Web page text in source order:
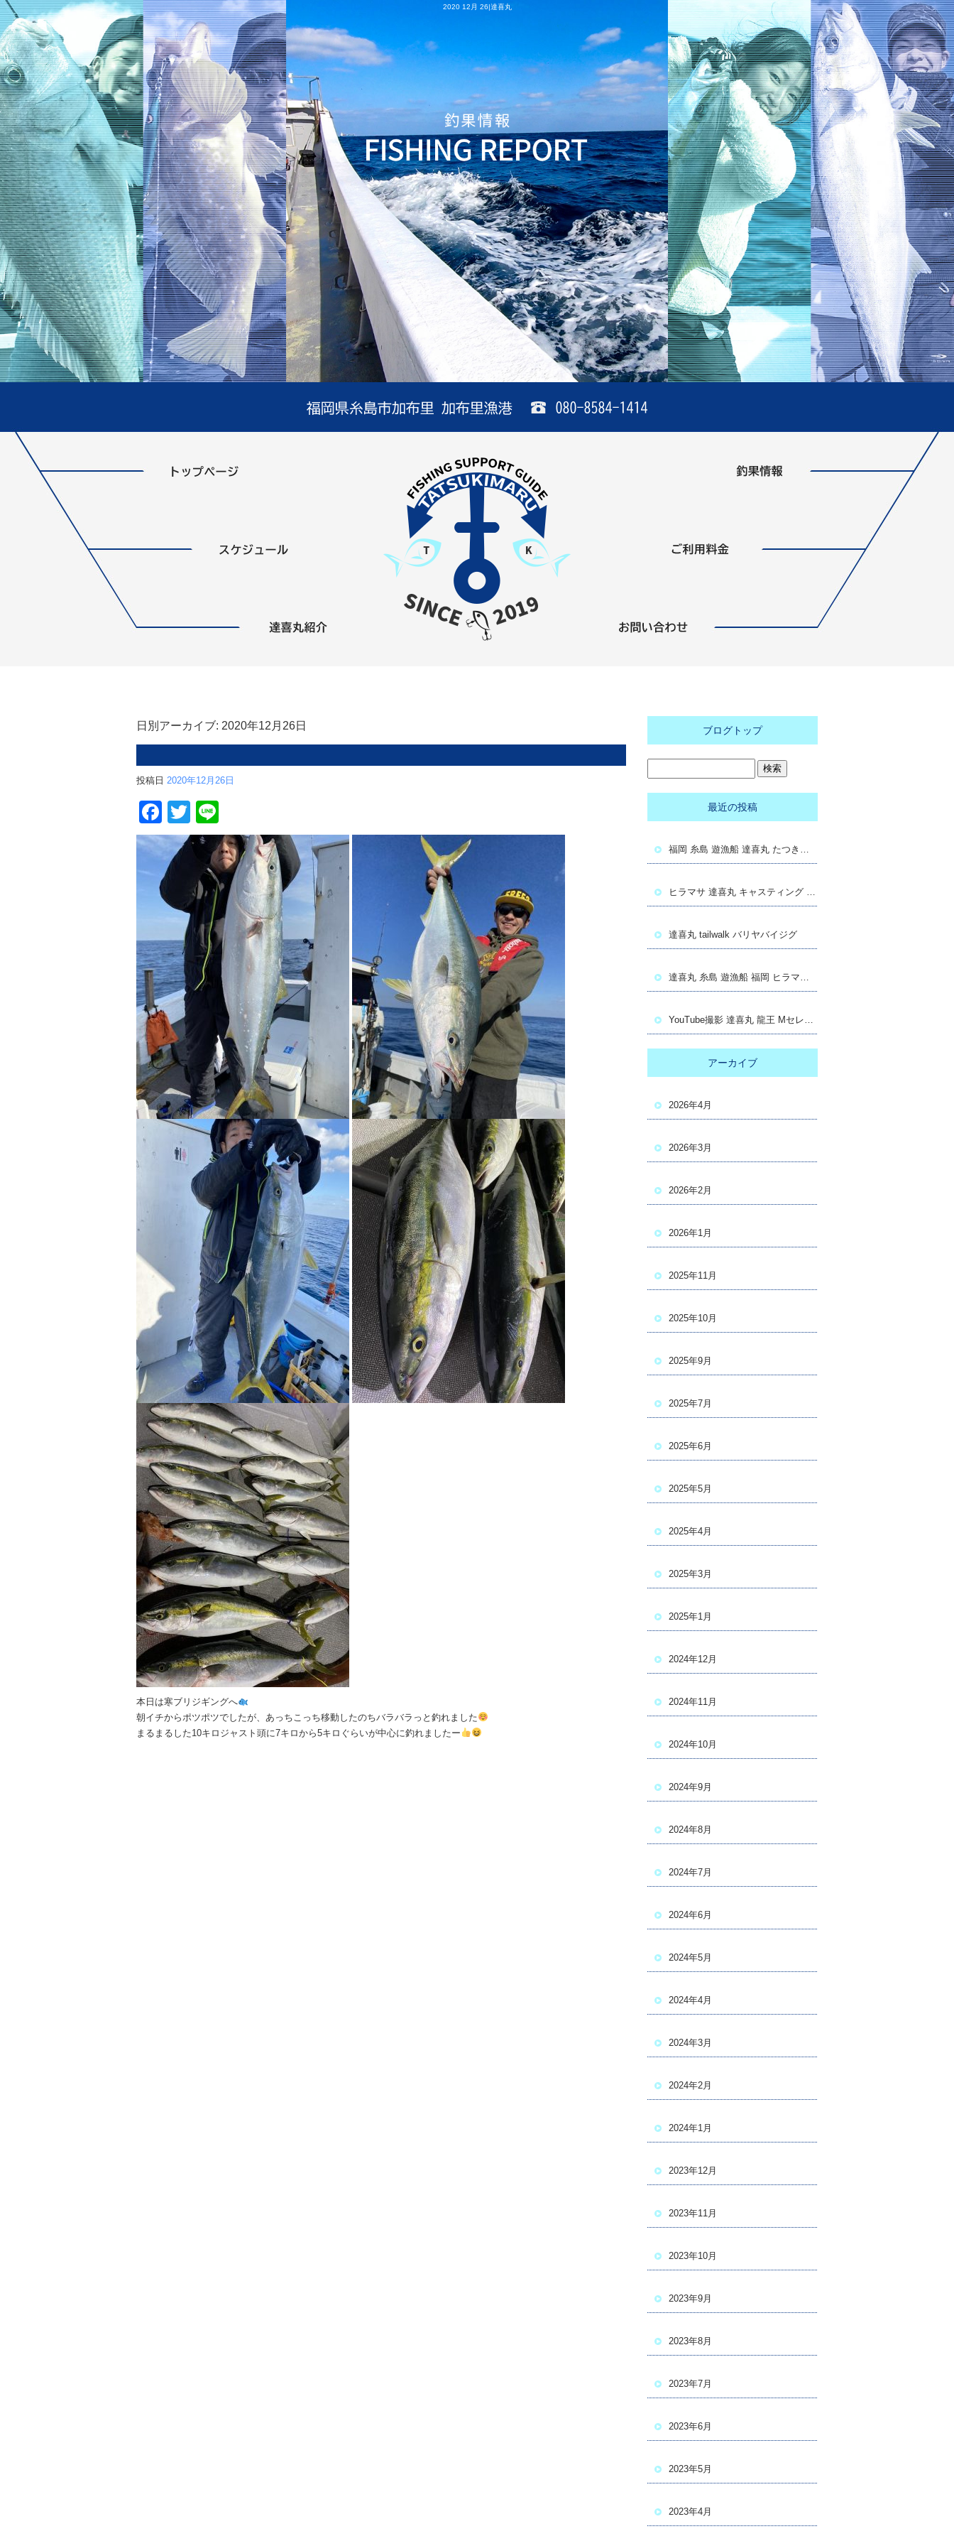
2020 12月 26|達喜丸
日別アーカイブ: 2020年12月26日
投稿日 2020年12月26日
Facebook
Twitter
本日は寒ブリジギングへ
朝イチからポツポツでしたが、あっちこっち移動したのちバラバラっと釣れました
まるまるした10キロジャスト頭に7キロから5キロぐらいが中心に釣れましたー
ブログトップ
最近の投稿
福岡 糸島 遊漁船 達喜丸 たつきまる ヒラマサキャスト
ヒラマサ 達喜丸 キャスティング 糸島
達喜丸 tailwalk バリヤバイジグ
達喜丸 糸島 遊漁船 福岡 ヒラマサ キャスティング
YouTube撮影 達喜丸 龍王 Mセレクション
アーカイブ
2026年4月
2026年3月
2026年2月
2026年1月
2025年11月
2025年10月
2025年9月
2025年7月
2025年6月
2025年5月
2025年4月
2025年3月
2025年1月
2024年12月
2024年11月
2024年10月
2024年9月
2024年8月
2024年7月
2024年6月
2024年5月
2024年4月
2024年3月
2024年2月
2024年1月
2023年12月
2023年11月
2023年10月
2023年9月
2023年8月
2023年7月
2023年6月
2023年5月
2023年4月